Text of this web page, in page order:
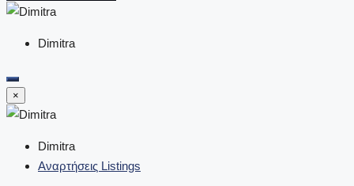
Dimitra
×
Dimitra
Αναρτήσεις Listings